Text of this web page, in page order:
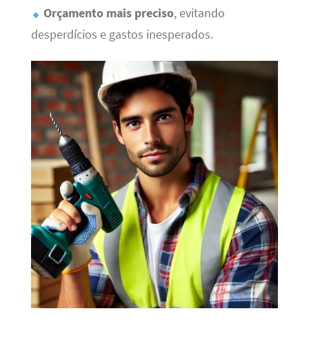
Orçamento mais preciso, evitando
desperdícios e gastos inesperados.